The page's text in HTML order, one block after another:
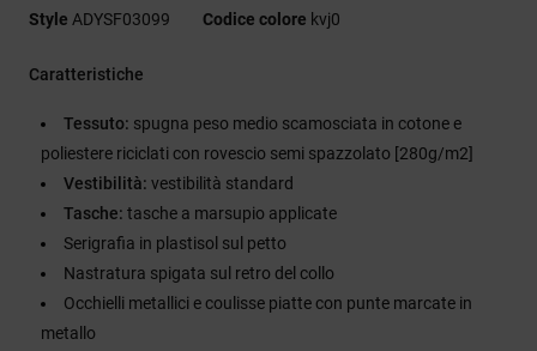
Style ADYSF03099 Codice colore kvj0
Caratteristiche
Tessuto: spugna peso medio scamosciata in cotone e
poliestere riciclati con rovescio semi spazzolato [280g/m2]
Vestibilità: vestibilità standard
Tasche: tasche a marsupio applicate
Serigrafia in plastisol sul petto
Nastratura spigata sul retro del collo
Occhielli metallici e coulisse piatte con punte marcate in
metallo